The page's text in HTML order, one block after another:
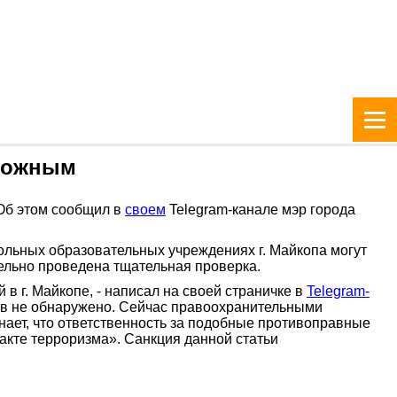
этом сообщил в своем Telegram-канале мэр города
образовательных учреждениях г. Майкопа могут
проведена тщательная проверка.
г. Майкопе, - написал на своей страничке в Telegram-
не обнаружено. Сейчас правоохранительными
что ответственность за подобные противоправные
терроризма». Санкция данной статьи